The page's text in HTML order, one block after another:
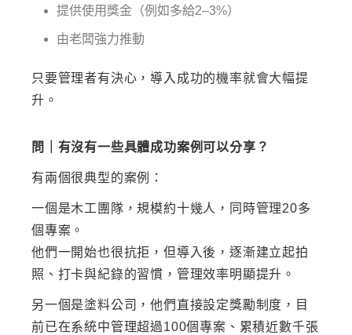
提供使用獎金（例如多給2–3%）
由老闆強力推動
只要管理者有決心，導入成功的機率就會大幅提
升。
問｜有沒有一些具體成功案例可以分享？
有兩個很典型的案例：
一個是木工團隊，規模約十幾人，同時管理20多
個專案。
他們一開始也很抗拒，但導入後，逐漸建立起拍
照、打卡與紀錄的習慣，管理效率明顯提升。
另一個是塗料公司，他們直接設定獎勵制度，目
前已在系統中管理超過100個專案、累積近數千張